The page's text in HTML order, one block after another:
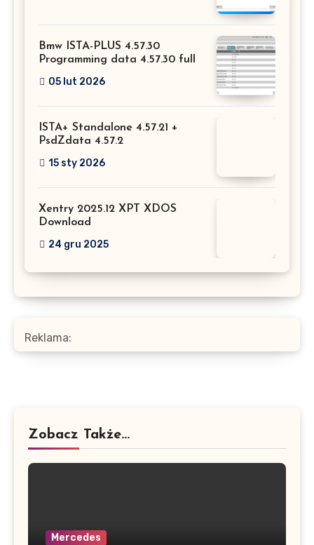
Bmw ISTA-PLUS 4.57.30
Programming data 4.57.30 full
05 lut 2026
ISTA+ Standalone 4.57.21 +
PsdZdata 4.57.2
15 sty 2026
Xentry 2025.12 XPT XDOS
Download
24 gru 2025
Reklama:
Zobacz Także...
Mercedes